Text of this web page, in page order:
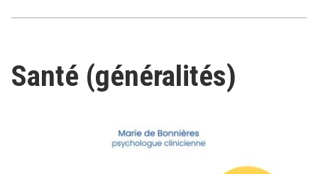
Santé (généralités)